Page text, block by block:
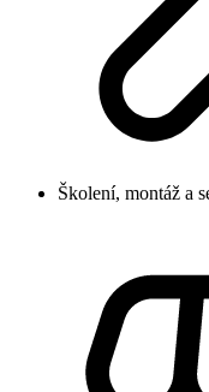
Školení, montáž a